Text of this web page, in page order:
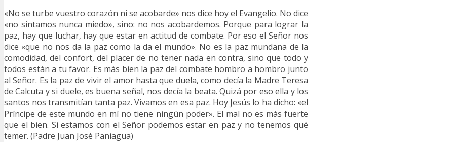
«No se turbe vuestro corazón ni se acobarde» nos dice hoy el Evangelio. No dice
«no sintamos nunca miedo», sino: no nos acobardemos. Porque para lograr la
paz, hay que luchar, hay que estar en actitud de combate. Por eso el Señor nos
dice «que no nos da la paz como la da el mundo». No es la paz mundana de la
comodidad, del confort, del placer de no tener nada en contra, sino que todo y
todos están a tu favor. Es más bien la paz del combate hombro a hombro junto
al Señor. Es la paz de vivir el amor hasta que duela, como decía la Madre Teresa
de Calcuta y si duele, es buena señal, nos decía la beata. Quizá por eso ella y los
santos nos transmitían tanta paz. Vivamos en esa paz. Hoy Jesús lo ha dicho: «el
Príncipe de este mundo en mí no tiene ningún poder». El mal no es más fuerte
que el bien. Si estamos con el Señor podemos estar en paz y no tenemos qué
temer. (Padre Juan José Paniagua)